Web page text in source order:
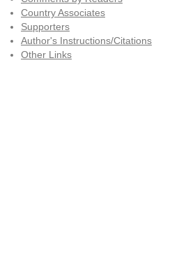
Country Associates
Supporters
Author's Instructions/Citations
Other Links